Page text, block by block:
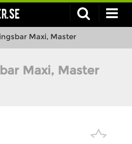
Maxi, Master
Maxi, Master